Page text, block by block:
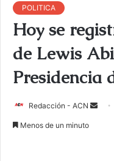
POLITICA
Hoy se
de Lewis
Presidencia
Redacción - ACN
Menos de un minuto